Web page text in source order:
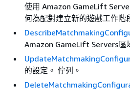
使用 Amazon GameLift
何為配對建立新的遊戲工作階
Amazon GameLift Servers區
的設定。 佇列。